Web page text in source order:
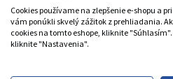
Cookies používame na zlepšenie e-shopu a
vám ponúkli skvelý zážitok z prehliadania.
cookies na tomto eshope, kliknite
kliknite "Nastavenia".